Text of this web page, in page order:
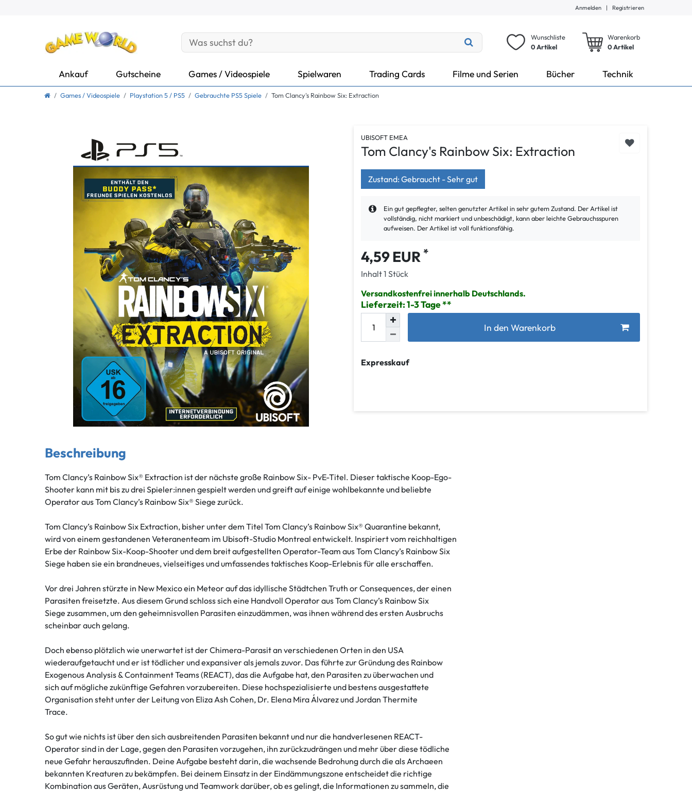
Anmelden | Registrieren
Wunschliste
0 Artikel
Warenkorb
0Artikel
Ankauf Gutscheine Games / Videospiele Spielwaren Trading Cards Filme und Serien Bücher Technik
Games / Videospiele Playstation 5 / PS5 Gebrauchte PS5 Spiele Tom Clancy's Rainbow Six: Extraction
UBISOFT EMEA
Tom Clancy's Rainbow Six: Extraction
Zustand: Gebraucht - Sehr gut
Ein gut gepflegter, selten genutzter Artikel in sehr gutem Zustand. Der Artikel ist
vollständig, nicht markiert und unbeschädigt, kann aber leichte Gebrauchsspuren
aufweisen. Der Artikel ist voll funktionsfähig.
4,59 EUR *
Inhalt1 Stück
Versandkostenfrei innerhalb Deutschlands.
Lieferzeit: 1-3 Tage
In den Warenkorb
Expresskauf
Beschreibung
Tom Clancy’s Rainbow Six® Extraction ist der nächste große Rainbow Six- PvE-Titel. Dieser taktische Koop-Ego-
Shooter kann mit bis zu drei Spieler:innen gespielt werden und greift auf einige wohlbekannte und beliebte
Operator aus Tom Clancy’s Rainbow Six® Siege zurück.
Tom Clancy’s Rainbow Six Extraction, bisher unter dem Titel Tom Clancy’s Rainbow Six® Quarantine bekannt,
wird von einem gestandenen Veteranenteam im Ubisoft-Studio Montreal entwickelt. Inspiriert vom reichhaltigen
Erbe der Rainbow Six-Koop-Shooter und dem breit aufgestellten Operator-Team aus Tom Clancy’s Rainbow Six
Siege haben sie ein brandneues, vielseitiges und umfassendes taktisches Koop-Erlebnis für alle erschaffen.
Vor drei Jahren stürzte in New Mexico ein Meteor auf das idyllische Städtchen Truth or Consequences, der einen
Parasiten freisetzte. Aus diesem Grund schloss sich eine Handvoll Operator aus Tom Clancy’s Rainbow Six
Siege zusammen, um den geheimnisvollen Parasiten einzudämmen, was ihnen während des ersten Ausbruchs
scheinbar auch gelang.
Doch ebenso plötzlich wie unerwartet ist der Chimera-Parasit an verschiedenen Orten in den USA
wiederaufgetaucht und er ist tödlicher und expansiver als jemals zuvor. Das führte zur Gründung des Rainbow
Exogenous Analysis & Containment Teams (REACT), das die Aufgabe hat, den Parasiten zu überwachen und
sich auf mögliche zukünftige Gefahren vorzubereiten. Diese hochspezialisierte und bestens ausgestattete
Organisation steht unter der Leitung von Eliza Ash Cohen, Dr. Elena Mira Álvarez und Jordan Thermite
Trace.
So gut wie nichts ist über den sich ausbreitenden Parasiten bekannt und nur die handverlesenen REACT-
Operator sind in der Lage, gegen den Parasiten vorzugehen, ihn zurückzudrängen und mehr über diese tödliche
neue Gefahr herauszufinden. Deine Aufgabe besteht darin, die wachsende Bedrohung durch die als Archaeen
bekannten Kreaturen zu bekämpfen. Bei deinem Einsatz in der Eindämmungszone entscheidet die richtige
Kombination aus Geräten, Ausrüstung und Teamwork darüber, ob es gelingt, die Informationen zu sammeln, die